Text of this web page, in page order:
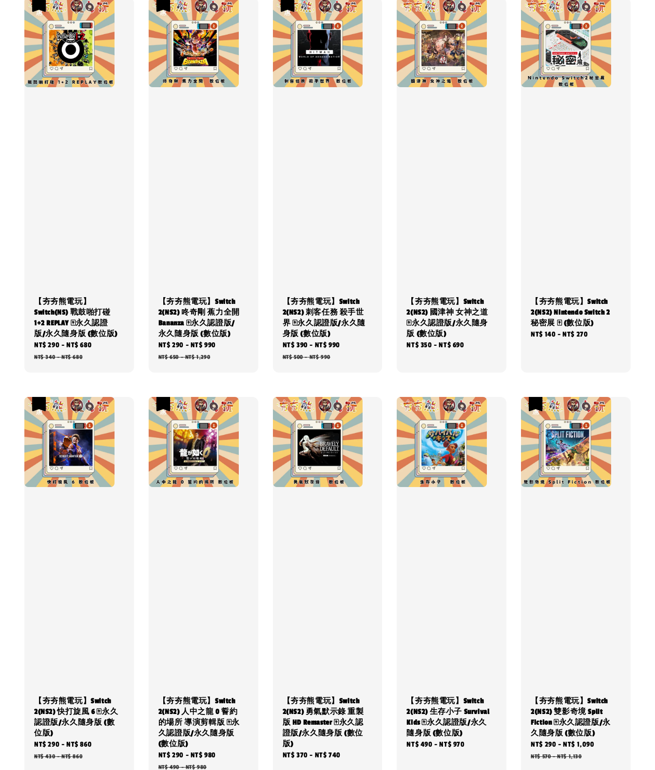
【夯夯熊電玩】
Switch(NS) 戰鼓啪打碰
1+2 REPLAY 🀄永久認證
版/永久隨身版 (數位版)
Sale
price
NT$ 290 -NT$ 680
NT$ 340-NT$ 680
【夯夯熊電玩】Switch
2(NS2) 咚奇剛 蕉力全開
Bananza 🀄永久認證版/
永久隨身版 (數位版)
Sale
price
NT$ 290 - NT$ 990
NT$ 650-NT$ 1,290
【夯夯熊電玩】Switch
2(NS2) 刺客任務 殺手世
界 🀄永久認證版/永久隨
身版 (數位版)
Sale
price
NT$ 390 - NT$ 990
NT$ 500-NT$ 990
【夯夯熊電玩】Switch
2(NS2) 國津神 女神之道
🀄永久認證版/永久隨身
版 (數位版)
Regular
NT$ 350 -NT$ 690
【夯夯熊電玩】Switch
2(NS2) Nintendo Switch 2
秘密展 🀄 (數位版)
Regular
NT$ 140 -NT$ 270
【夯夯熊電玩】Switch
2(NS2) 快打旋風 6 🀄永久
認證版/永久隨身版 (數
位版)
Sale
price
NT$ 290 -NT$ 860
NT$ 430-NT$ 860
【夯夯熊電玩】Switch
2(NS2) 人中之龍 0 誓約
的場所 導演剪輯版 🀄永
久認證版/永久隨身版
(數位版)
Sale
price
NT$ 290 - NT$ 980
NT$ 490-NT$ 980
【夯夯熊電玩】Switch
2(NS2) 勇氣默示錄 重製
版 HD Remaster 🀄永久認
證版/永久隨身版 (數位
版)
Regular
NT$ 370 - NT$ 740
【夯夯熊電玩】Switch
2(NS2) 生存小子 Survival
Kids 🀄永久認證版/永久
隨身版 (數位版)
Regular
NT$ 490 -NT$ 970
【夯夯熊電玩】Switch
2(NS2) 雙影奇境 Split
Fiction 🀄永久認證版/永
久隨身版 (數位版)
Sale
price
NT$ 290 -NT$ 1,090
NT$ 570-NT$ 1,130